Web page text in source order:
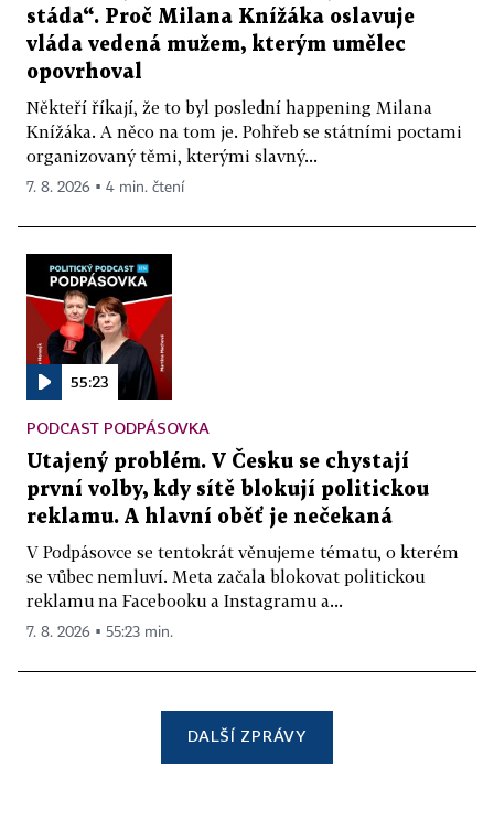
stáda“. Proč Milana Knížáka oslavuje
vláda vedená mužem, kterým umělec
opovrhoval
Někteří říkají, že to byl poslední happening Milana
Knížáka. A něco na tom je. Pohřeb se státními poctami
organizovaný těmi, kterými slavný...
7. 8. 2026 ▪ 4 min. čtení
55:23
PODCAST PODPÁSOVKA
Utajený problém. V Česku se chystají
první volby, kdy sítě blokují politickou
reklamu. A hlavní oběť je nečekaná
V Podpásovce se tentokrát věnujeme tématu, o kterém
se vůbec nemluví. Meta začala blokovat politickou
reklamu na Facebooku a Instagramu a...
7. 8. 2026 ▪ 55:23 min.
DALŠÍ ZPRÁVY